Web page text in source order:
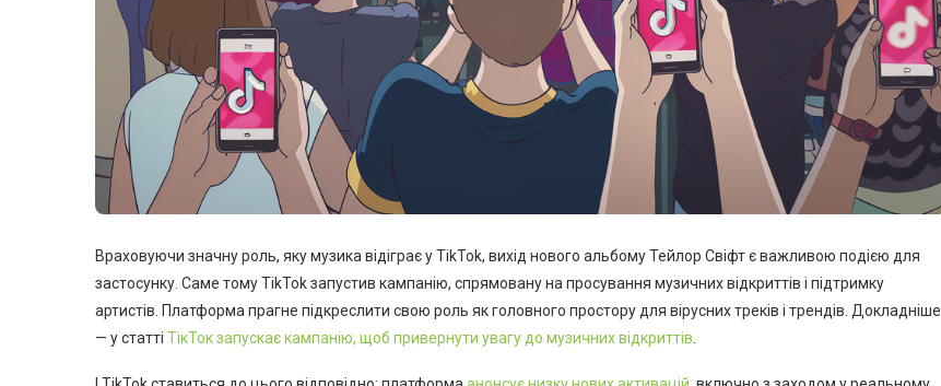
Враховуючи значну роль, яку музика відіграє у TikTok, вихід нового альбому Тейлор Свіфт є важливою подією для
застосунку. Саме тому TikTok запустив кампанію, спрямовану на просування музичних відкриттів і підтримку
артистів. Платформа прагне підкреслити свою роль як головного простору для вірусних треків і трендів. Докладніше
— у статті ТікТок запускає кампанію, щоб привернути увагу до музичних відкриттів